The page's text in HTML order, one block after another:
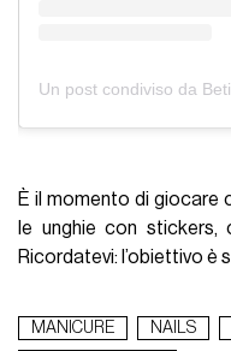
È il momento di giocare
le unghie con stickers,
Ricordatevi: l’obiettivo è
MANICURE NAILS